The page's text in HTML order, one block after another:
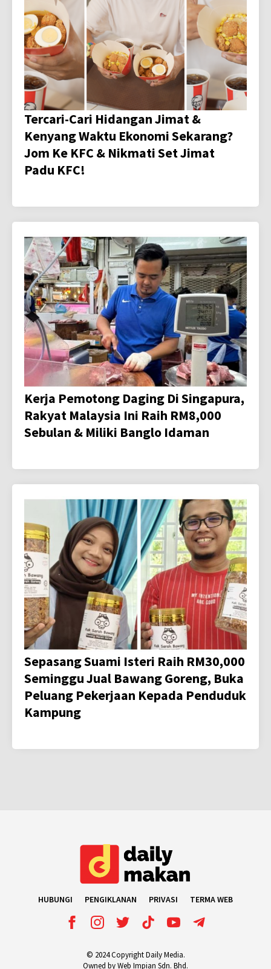
Tercari-Cari Hidangan Jimat &
Kenyang Waktu Ekonomi Sekarang?
Jom Ke KFC & Nikmati Set Jimat
Padu KFC!
Kerja Pemotong Daging Di Singapura,
Rakyat Malaysia Ini Raih RM8,000
Sebulan & Miliki Banglo Idaman
Sepasang Suami Isteri Raih RM30,000
Seminggu Jual Bawang Goreng, Buka
Peluang Pekerjaan Kepada Penduduk
Kampung
HUBUNGI PENGIKLANAN PRIVASI TERMA WEB
© 2024 Copyright Daily Media.
Owned by Web Impian Sdn. Bhd.